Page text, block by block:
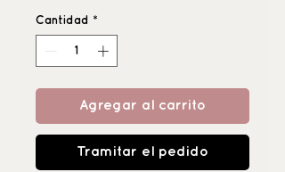
Mililitro
Cantidad *
Agregar al carrito
Tramitar el pedido